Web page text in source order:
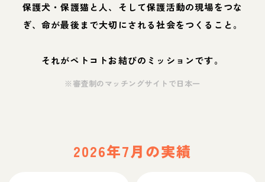
保護犬・保護猫と人、そして保護活動の現場をつな
ぎ、命が最後まで大切にされる社会をつくること。
それがペトコトお結びのミッションです。
※審査制のマッチングサイトで日本一
2026年7月の実績